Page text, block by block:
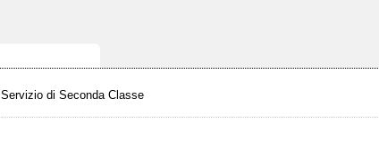
Servizio di Seconda Classe